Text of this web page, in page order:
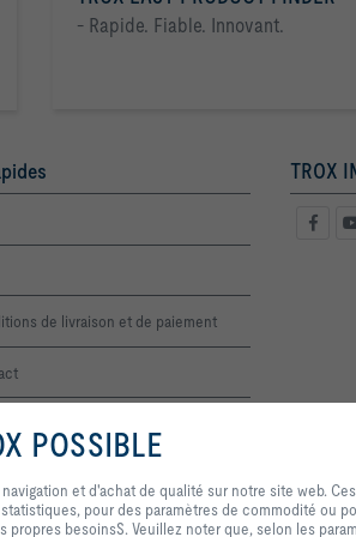
- Rapide. Fiable. Innovant.
de livraison et de paiement
TROX
En cliquant sur ce bouton, vous nous autorisez
et au contrôle de nos services et applications,
statistiques, pour des paramètres de
POSSIBLE
et d'achat de qualité sur notre site web.
pour des paramètres de commodité ou
besoinsS. Veuillez noter que, selon les